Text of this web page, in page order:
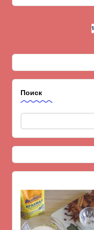
записей
1
Поиск